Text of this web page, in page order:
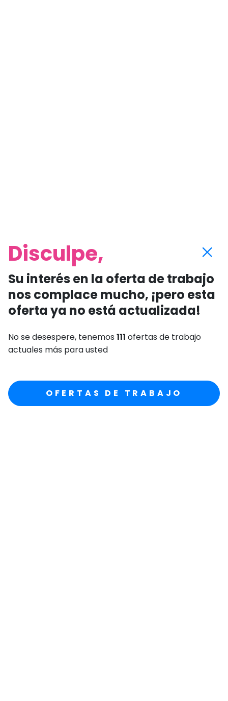
Disculpe,
Su interés en la oferta de trabajo
nos complace mucho, ¡pero esta
oferta ya no está actualizada!
No se desespere, tenemos 111 ofertas de trabajo
actuales más para usted
OFERTAS DE TRABAJO